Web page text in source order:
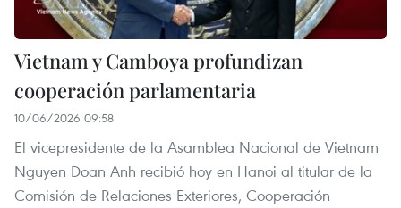
Vietnam y Camboya profundizan
cooperación parlamentaria
10/06/2026 09:58
El vicepresidente de la Asamblea Nacional de Vietnam
Nguyen Doan Anh recibió hoy en Hanoi al titular de la
Comisión de Relaciones Exteriores, Cooperación